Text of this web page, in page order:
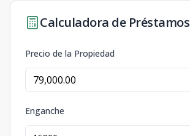
Calculadora de Préstamos
Precio de la Propiedad
Enganche